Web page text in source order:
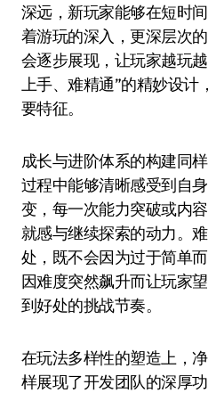
深远，新玩家能够在短时
着游玩的深入，更深层次
会逐步展现，让玩家越玩
上手、难精通”的精妙设计
要特征。
成长与进阶体系的构建同
过程中能够清晰感受到自
变，每一次能力突破或内
就感与继续探索的动力。
处，既不会因为过于简单
因难度突然飙升而让玩家
到好处的挑战节奏。
在玩法多样性的塑造上，
样展现了开发团队的深厚